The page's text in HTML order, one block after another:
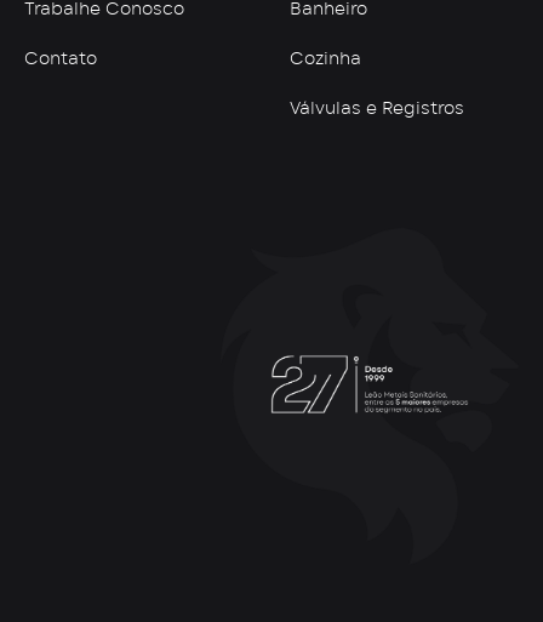
Trabalhe Conosco
Contato
Banheiro
Cozinha
Válvulas e Registros